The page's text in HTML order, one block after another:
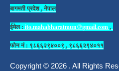
बागमती प्रदेश , नेपाल
ईमेल : ito.mahabharatmun@gmail.com,
फोन नं : ९८६६२९४००९ , ९८६६२९४०११
Copyright © 2026 . All Rights